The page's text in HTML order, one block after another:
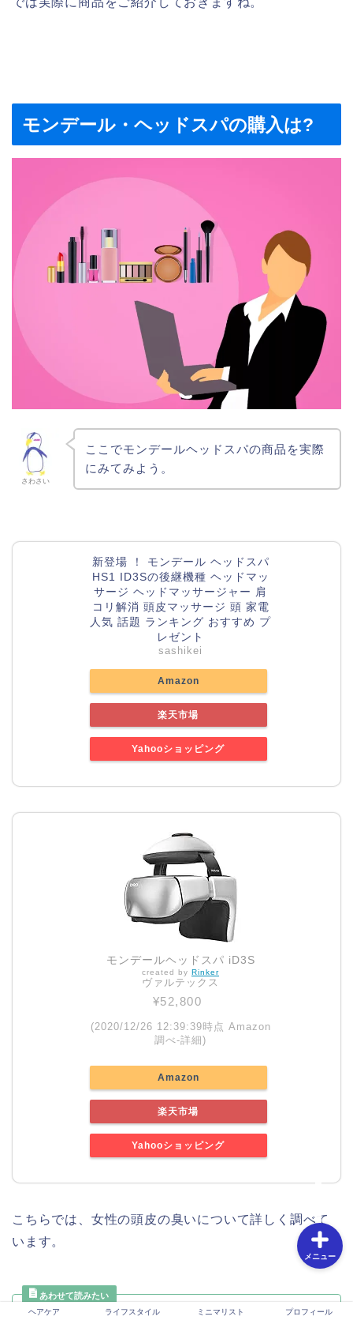
モンデール・ヘッドスパの購入は?
さわさい
ここでモンデールヘッドスパの商品を実際
にみてみよう。
新登場 ！ モンデール ヘッドスパ
HS1 ID3Sの後継機種 ヘッドマッ
サージ ヘッドマッサージャー 肩
コリ解消 頭皮マッサージ 頭 家電
人気 話題 ランキング おすすめ プ
レゼント
sashikei
Amazon
楽天市場
Yahooショッピング
モンデールヘッドスパ iD3S
created by Rinker
ヴァルテックス
¥52,800
(2020/12/26 12:39:39時点 Amazon
調べ-詳細)
Amazon
楽天市場
Yahooショッピング
こちらでは、女性の頭皮の臭いについて詳しく調べて
います。
加齢臭の女性におすすめシャン
ヘアケア ライフスタイル ミニマリスト プロフィール
メニュー
お問い合わせ
特定商取引法に基づく表